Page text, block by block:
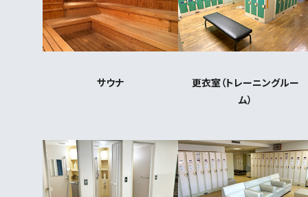
サウナ
更衣室（トレーニングルー
ム）